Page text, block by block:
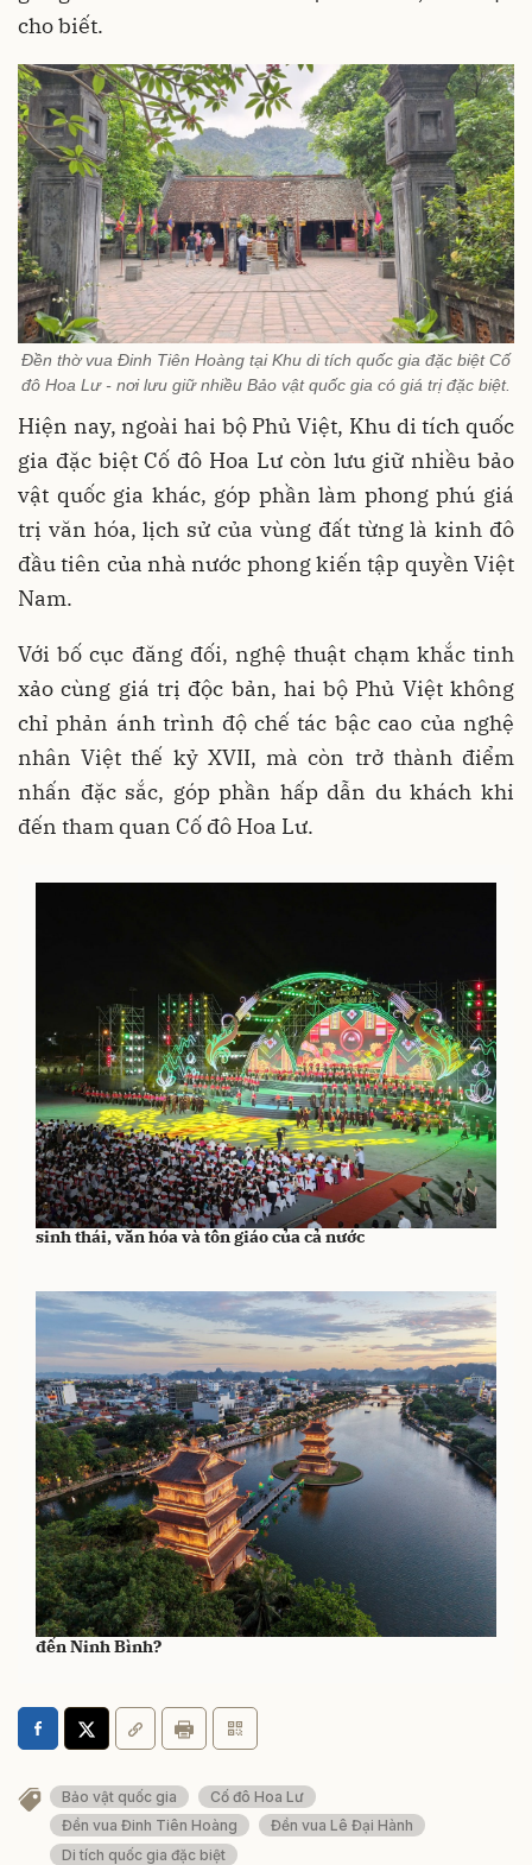
cho biết.
Đền thờ vua Đinh Tiên Hoàng tại Khu di tích quốc gia đặc biệt Cố
đô Hoa Lư - nơi lưu giữ nhiều Bảo vật quốc gia có giá trị đặc biệt.
Hiện nay, ngoài hai bộ Phủ Việt, Khu di tích quốc
gia đặc biệt Cố đô Hoa Lư còn lưu giữ nhiều bảo
vật quốc gia khác, góp phần làm phong phú giá
trị văn hóa, lịch sử của vùng đất từng là kinh đô
đầu tiên của nhà nước phong kiến tập quyền Việt
Nam.
Với bố cục đăng đối, nghệ thuật chạm khắc tinh
xảo cùng giá trị độc bản, hai bộ Phủ Việt không
chỉ phản ánh trình độ chế tác bậc cao của nghệ
nhân Việt thế kỷ XVII, mà còn trở thành điểm
nhấn đặc sắc, góp phần hấp dẫn du khách khi
đến tham quan Cố đô Hoa Lư.
Xây dựng Ninh Bình trở thành trung tâm du lịch di sản,
sinh thái, văn hóa và tôn giáo của cả nước
Vì sao đỉnh Kỳ Lân trở thành điểm chek - in lý tưởng khi
đến Ninh Bình?
Bảo vật quốc gia
Cố đô Hoa Lư
Đền vua Đinh Tiên Hoàng
Đền vua Lê Đại Hành
Di tích quốc gia đặc biệt